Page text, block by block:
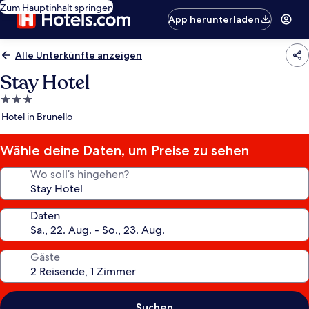
Zum Hauptinhalt springen
App herunterladen
Alle Unterkünfte anzeigen
Stay Hotel
3.0-
Sterne-
Hotel in Brunello
Wähle deine Daten, um Preise zu sehen
Wo soll’s hingehen?
Daten
Gäste